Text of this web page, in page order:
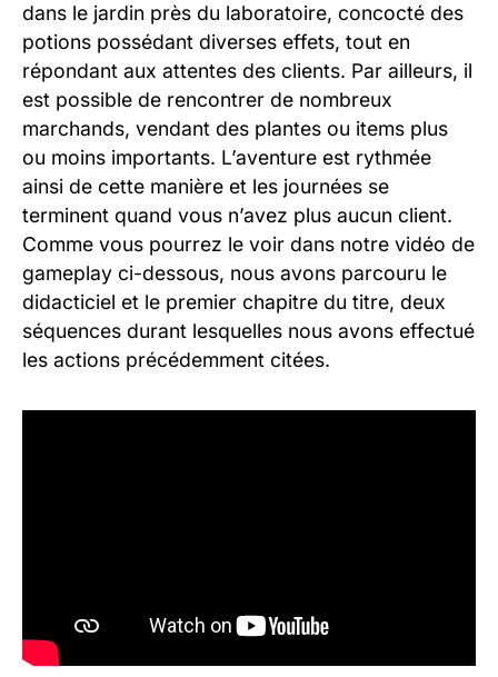
dans le jardin près du laboratoire, concocté des
potions possédant diverses effets, tout en
répondant aux attentes des clients. Par ailleurs, il
est possible de rencontrer de nombreux
marchands, vendant des plantes ou items plus
ou moins importants. L’aventure est rythmée
ainsi de cette manière et les journées se
terminent quand vous n’avez plus aucun client.
Comme vous pourrez le voir dans notre vidéo de
gameplay ci-dessous, nous avons parcouru le
didacticiel et le premier chapitre du titre, deux
séquences durant lesquelles nous avons effectué
les actions précédemment citées.